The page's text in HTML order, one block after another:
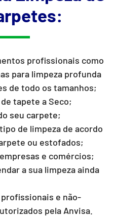
profissionais como
para limpeza profunda
de todo os tamanhos;
tapete a Seco;
seu carpete;
de limpeza de acordo
ou estofados;
e comércios;
a sua limpeza ainda
e não-
pela Anvisa.